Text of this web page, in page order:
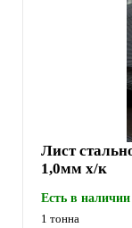
Лист
1,0мм х/к
Есть в наличии
1 тонна